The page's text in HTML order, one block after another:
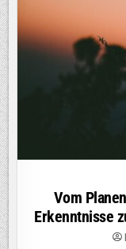
Vom
Erkenntnisse